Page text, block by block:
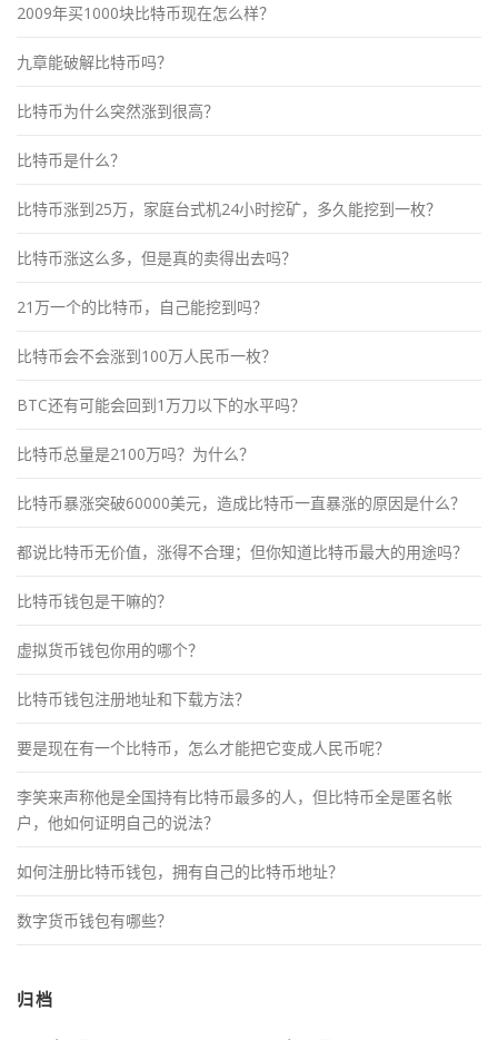
2009年买1000块比特币现在怎么样？
九章能破解比特币吗？
比特币为什么突然涨到很高？
比特币是什么？
比特币涨到25万，家庭台式机24小时挖矿，多久能挖到一枚？
比特币涨这么多，但是真的卖得出去吗？
21万一个的比特币，自己能挖到吗？
比特币会不会涨到100万人民币一枚？
BTC还有可能会回到1万刀以下的水平吗？
比特币总量是2100万吗？为什么？
比特币暴涨突破60000美元，造成比特币一直暴涨的原因是什么？
都说比特币无价值，涨得不合理；但你知道比特币最大的用途吗？
比特币钱包是干嘛的？
虚拟货币钱包你用的哪个？
比特币钱包注册地址和下载方法？
要是现在有一个比特币，怎么才能把它变成人民币呢？
李笑来声称他是全国持有比特币最多的人，但比特币全是匿名帐
户，他如何证明自己的说法？
如何注册比特币钱包，拥有自己的比特币地址？
数字货币钱包有哪些？
归档